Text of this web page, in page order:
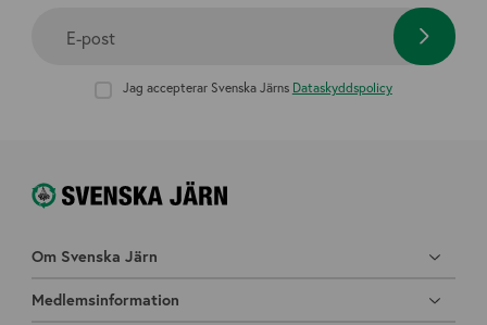
E-post
Jag accepterar Svenska Järns Dataskyddspolicy
Om Svenska Järn
Medlemsinformation